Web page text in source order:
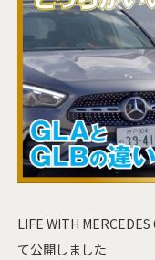
LIFE WITH
て公開しました